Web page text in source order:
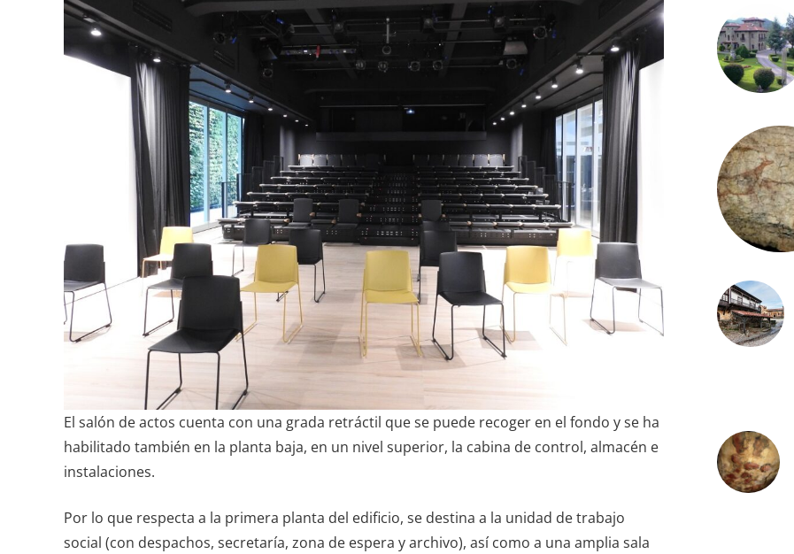
El salón de actos cuenta con una grada retráctil que se puede recoger en el fondo y se ha
habilitado también en la planta baja, en un nivel superior, la cabina de control, almacén e
instalaciones.
Por lo que respecta a la primera planta del edificio, se destina a la unidad de trabajo
social (con despachos, secretaría, zona de espera y archivo), así como a una amplia sala